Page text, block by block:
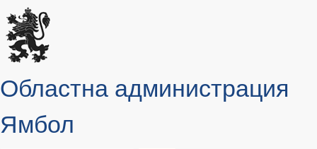
Областна администрация
Ямбол